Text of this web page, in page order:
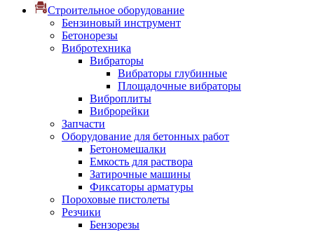
Строительное оборудование
Бензиновый инструмент
Бетонорезы
Вибротехника
Вибраторы
Вибраторы глубинные
Площадочные вибраторы
Виброплиты
Виброрейки
Запчасти
Оборудование для бетонных работ
Бетономешалки
Емкость для раствора
Затирочные машины
Фиксаторы арматуры
Пороховые пистолеты
Резчики
Бензорезы